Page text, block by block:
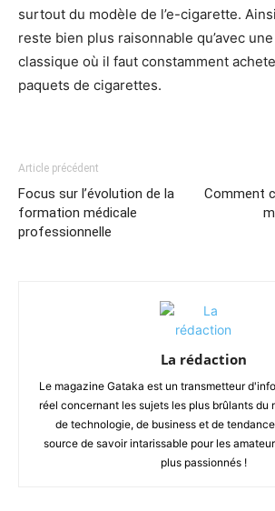
surtout du modèle de l’e-cigarette.
reste bien plus raisonnable qu’avec
classique où il faut constamment
paquets de cigarettes.
Article précédent
Focus sur l’évolution de la
formation médicale
professionnelle
Comment
La rédaction
Le magazine Gataka est un transmetteur
réel concernant les sujets les plus brûlants du
de technologie, de business et de
source de savoir intarissable pour les
plus passionnés !